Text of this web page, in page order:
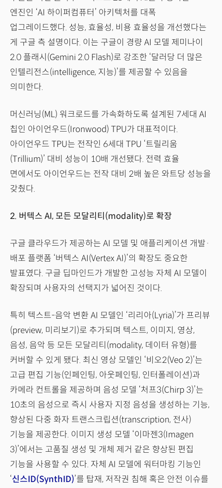
엔진인 ‘AI 하이퍼컴퓨터’ 아키텍처를 대폭
업그레이드했다. 성능, 효율성, 비용 효율성을 개선했다는
게 구글 측 설명이다. 이는 구글이 경량 AI 모델 제미나이
2.0 플래시(Gemini 2.0 Flash)로 강조한 ‘달러당 더 많은
인텔리전스(intelligence, 지능)’를 제공할 수 있음을
의미한다.
머신러닝(ML) 워크로드를 가속화하도록 설계된 7세대 AI
칩인 아이언우드(Ironwood) TPU가 대표적이다.
아이언우드 TPU는 전작인 6세대 TPU ‘트릴리움
(Trillium)’ 대비 성능이 10배 개선됐다. 전력 효율
면에서도 아이언우드는 전작 대비 2배 높은 와트당 성능을
갖췄다.
2. 버텍스 AI, 모든 모달리티(modality)로 확장
구글 클라우드가 제공하는 AI 모델 및 애플리케이션 개발·
배포 플랫폼 ‘버텍스 AI(Vertex AI)’의 확장도 중요한
발표였다. 구글 딥마인드가 개발한 고성능 자체 AI 모델이
확장되며 사용자의 선택지가 넓어진 것이다.
특히 텍스트-음악 변환 AI 모델인 ‘리리아(Lyria)’가 프리뷰
(preview, 미리보기)로 추가되며 텍스트, 이미지, 영상,
음성, 음악 등 모든 모달리티(modality, 데이터 유형)를
커버할 수 있게 됐다. 최신 영상 모델인 ‘비오2(Veo 2)’는
고급 편집 기능(인페인팅, 아웃페인팅, 인터폴레이션)과
카메라 컨트롤을 제공하며 음성 모델 ‘처프3(Chirp 3)’는
10초의 음성으로 즉시 사용자 지정 음성을 생성하는 기능,
향상된 다중 화자 트랜스크립션(transcription, 전사)
기능을 제공한다. 이미지 생성 모델 ‘이마젠3(Imagen
3)’에서는 고품질 생성 및 개체 제거 같은 향상된 편집
기능을 사용할 수 있다. 자체 AI 모델에 워터마킹 기능인
‘신스ID(SynthID)’를 탑재, 저작권 침해 혹은 안전 이슈를